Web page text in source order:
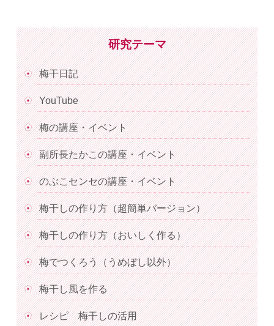
研究テーマ
梅干日記
YouTube
梅の講座・イベント
副所長たかこの講座・イベント
のぶこセンセの講座・イベント
梅干しの作り方（超簡単バージョン）
梅干しの作り方（おいしく作る）
梅でつくろう（うめぼし以外）
梅干し風を作る
レシピ 梅干しの活用